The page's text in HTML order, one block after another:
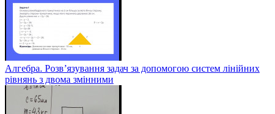
Алгебра. Розв’язування задач за допомогою систем лінійних
рівнянь з двома змінними